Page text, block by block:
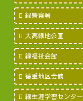
緑警察署
大高緑地公園
緑福祉会館
徳重地区会館
緑生涯学習センター